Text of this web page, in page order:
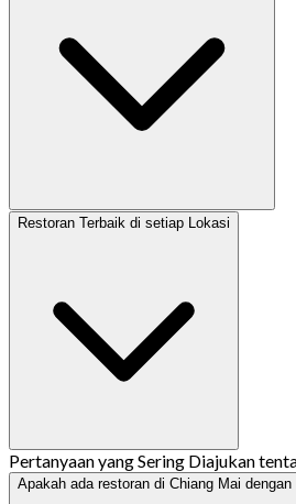
Restoran Terbaik di setiap Lokasi
Pertanyaan yang Sering Diajukan
Apakah ada restoran di Chiang Mai